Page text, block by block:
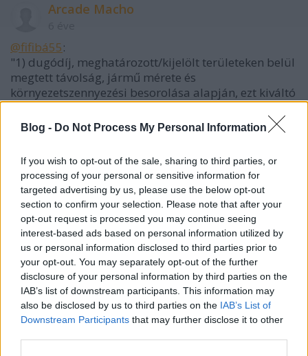
Blog - Do Not Process My Personal Information
If you wish to opt-out of the sale, sharing to third parties, or
processing of your personal or sensitive information for
targeted advertising by us, please use the below opt-out
section to confirm your selection. Please note that after your
opt-out request is processed you may continue seeing
interest-based ads based on personal information utilized by
us or personal information disclosed to third parties prior to
your opt-out. You may separately opt-out of the further
disclosure of your personal information by third parties on the
IAB’s list of downstream participants. This information may
also be disclosed by us to third parties on the IAB’s List of
Downstream Participants that may further disclose it to other
Arcade Macho
@fifibá55:
"1) dugódíj, meghatározott/kijelölt területeken belül
megtett távolság, jármű mérete és
környezetszennyezési besorolása alapján, ezt kiváltó
átalány megfizetésének kizárásával;"
egyetertek, csak a pontosabb megfogalmazas az az
utdij lenne, egyebkent Dr. Puzser Prof
irva hogy mennyi es hogyan kellene bevezetni, kulon
kiter arra is hogy egy normalisan hangolt utdijjal a
teli szmog idejeben is hatekonyan fel lehetne lepni...
"2) ingyenes ill. olcsó lakossági parkolási
engedélyezés szigorítása, EGYBEN másfajta
parkolási lehetőségek, pl. mélygarázsok
használatának elősegítése;"
kellene igen!!! csak a szent tehenkek elleneben a
ribanc politikusok nem merik ezt meglepni
ugyanakkor megjegyeznem hogy az ubert nem